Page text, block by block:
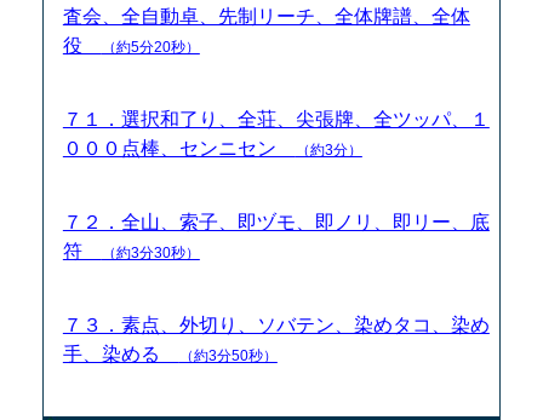
査会、全自動卓、先制リーチ、全体牌譜、全体
役
（約5分20秒）
７１．選択和了り、全荘、尖張牌、全ツッパ、１
０００点棒、センニセン
（約3分）
７２．全山、索子、即ヅモ、即ノリ、即リー、底
符
（約3分30秒）
７３．素点、外切り、ソバテン、染めタコ、染め
手、染める
（約3分50秒）